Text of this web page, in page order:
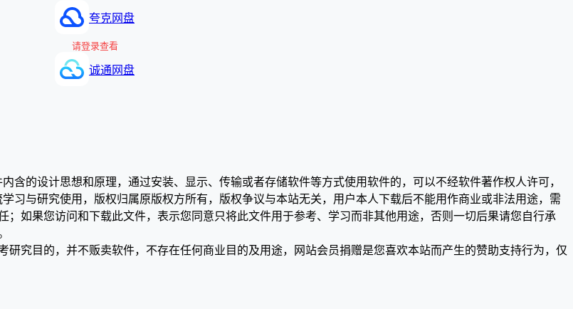
夸克网盘
请登录查看
诚通网盘
含的设计思想和原理，通过安装、显示、传输或者存储软件等方式使用软件的，可以不经软件著作权人许可，
习与研究使用，版权归属原版权方所有，版权争议与本站无关，用户本人下载后不能用作商业或非法用途，需
如果您访问和下载此文件，表示您同意只将此文件用于参考、学习而非其他用途，否则一切后果请您自行承
究目的，并不贩卖软件，不存在任何商业目的及用途，网站会员捐赠是您喜欢本站而产生的赞助支持行为，仅